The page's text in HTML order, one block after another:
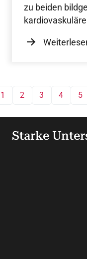
zu beiden
1 2 3 4 5
Starke